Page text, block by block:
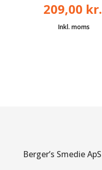
209,00 kr.
Berger’s Smedie ApS